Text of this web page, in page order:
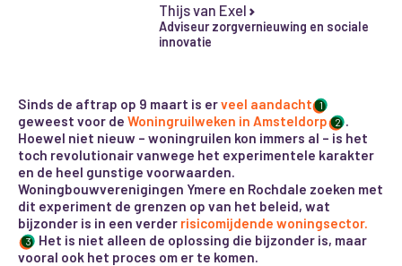
Thijs van Exel
Adviseur zorgvernieuwing en sociale
innovatie
Sinds de aftrap op 9 maart is erveel aandacht 1
geweest voor deWoningruilweken in Amsteldorp 2 .
Hoewel niet nieuw – woningruilen kon immers al – is het
toch revolutionair vanwege het experimentele karakter
en de heel gunstige voorwaarden.
Woningbouwverenigingen Ymere en Rochdale zoeken met
dit experiment de grenzen op van het beleid, wat
bijzonder is in een verder risicomijdende woningsector.
3
Het is niet alleen de oplossing die bijzonder is, maar
vooral ook het proces om er te komen.